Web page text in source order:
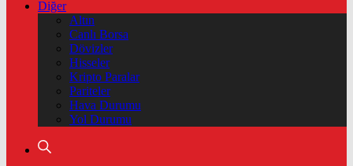
Diğer
Altın
Canlı Borsa
Dövizler
Hisseler
Kripto Paralar
Pariteler
Hava Durumu
Yol Durumu